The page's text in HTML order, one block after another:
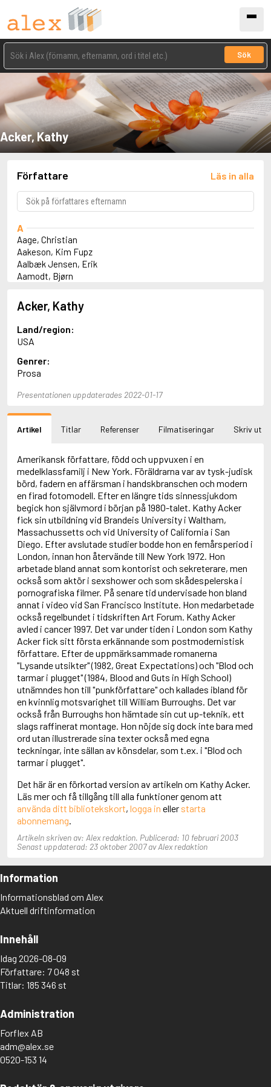
Sök
Acker, Kathy
Författare Läs in alla
A
Aage, Christian
Aakeson, Kim Fupz
Aalbæk Jensen, Erik
Aamodt, Bjørn
Abbey, Kieran
Abbot, Anthony
Abbott, John
Abbott, Megan
Abdel-Fattah, Randa
Abdolah, Kader
Abé, Kobo
Abele, Inga
Aboulela, Leila
Abrahams, Peter (f. 1947)
Abrahamson, Emmy
Abse, Dannie
Abu-Jaber, Diana
Abulhawa, Susan
Aburas, Lone
Achebe, Chinua
Achmatova, Anna
Aciman, André
Ackebo, Lena
Acker, Kathy
Ackroyd, Peter
Adam de la Halle
Adamov, Arthur
Adams, Douglas
Adams, Herbert
Adams, Jane
Adams, Richard
Adbåge, Emma
Adbåge, Lisen
Adelborg, Ottilia
Adichie, Chimamanda Ngozi
Adiga, Aravind
Adler-Olsen, Jussi
Adlerbeth, Gudmund Jöran
Adnan, Etel
Adolfsson, Evert
Adolfsson, Gunnar
Adolfsson, Josefine
Adolfsson, Maria
Adolphsen, Peter
Acker, Kathy
Land/region:
USA
Genrer:
Prosa
Presentationen uppdaterades 2022-01-17
Artikel Titlar Referenser Filmatiseringar Skriv ut
Amerikansk författare, född och uppvuxen i en
medelklassfamilj i New York. Föräldrarna var av tysk-judisk
börd, fadern en affärsman i handskbranschen och modern
en firad fotomodell. Efter en längre tids sinnessjukdom
begick hon självmord i början på 1980-talet. Kathy Acker
fick sin utbildning vid Brandeis University i Waltham,
Massachussetts och vid University of California i San
Diego. Efter avslutade studier bodde hon en femårsperiod i
London, innan hon återvände till New York 1972. Hon
arbetade bland annat som kontorist och sekreterare, men
också som aktör i sexshower och som skådespelerska i
pornografiska filmer. På senare tid undervisade hon bland
annat i video vid San Francisco Institute. Hon medarbetade
också regelbundet i tidskriften Art Forum. Kathy Acker
avled i cancer 1997. Det var under tiden i London som Kathy
Acker fick sitt första erkännande som postmodernistisk
författare. Efter de uppmärksammade romanerna
"Lysande utsikter" (1982, Great Expectations) och "Blod och
tarmar i plugget" (1984, Blood and Guts in High School)
utnämndes hon till "punkförfattare" och kallades ibland för
en kvinnlig motsvarighet till William Burroughs. Det var
också från Burroughs hon hämtade sin cut up-teknik, ett
slags raffinerat montage. Hon nöjde sig dock inte bara med
ord utan illustrerade sina texter också med egna
teckningar, inte sällan av könsdelar, som t.ex. i "Blod och
tarmar i plugget".
Det här är en förkortad version av artikeln om Kathy Acker.
Läs mer och få tillgång till alla funktioner genom att
använda ditt bibliotekskort, logga in eller starta
abonnemang.
Artikeln skriven av: Alex redaktion. Publicerad: 10 februari 2003
Senast uppdaterad: 23 oktober 2007 av Alex redaktion
Information
Informationsblad om Alex
Aktuell driftinformation
Innehåll
Idag 2026-08-09
Författare: 7 048 st
Titlar: 185 346 st
Administration
Forflex AB
adm@alex.se
0520-153 14